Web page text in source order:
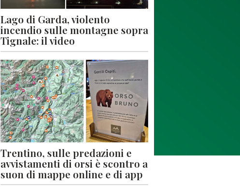
Lago di Garda, violento
incendio sulle montagne sopra
Tignale: il video
Trentino, sulle predazioni e
avvistamenti di orsi è scontro a
suon di mappe online e di app